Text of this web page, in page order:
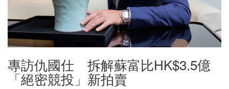
專訪仇國仕 拆解蘇富比HK$3.5億
「絕密競投」新拍賣